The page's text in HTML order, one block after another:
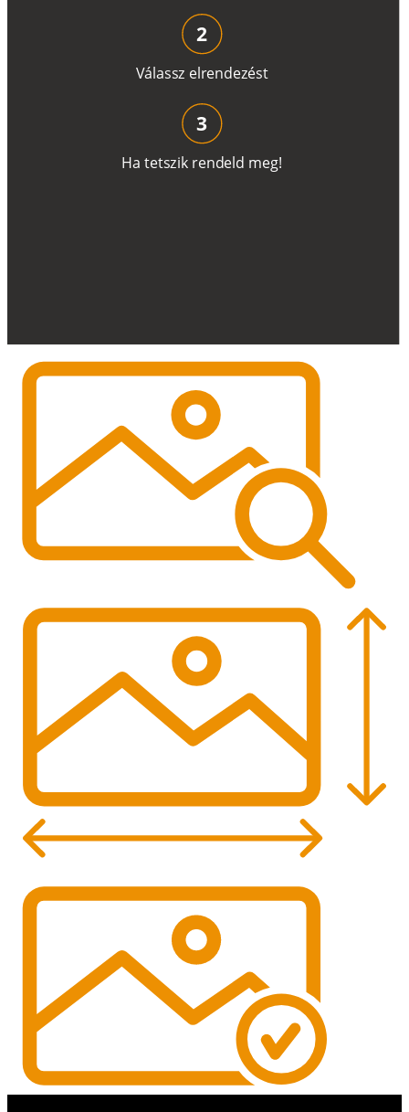
Válassz elrendezést
2
Ha tetszik rendeld meg!
3